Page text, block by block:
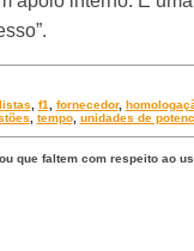
f1 fornecedor,
tempo, unidades de
que faltem com respeito ao